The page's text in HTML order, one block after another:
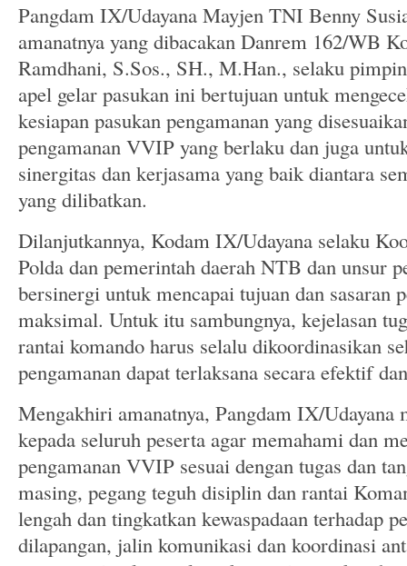
Pangdam IX/Udayana Mayjen TNI Benny
amanatnya yang dibacakan Danrem 162/WB
Ramdhani, S.Sos., SH., M.Han., selaku
apel gelar pasukan ini bertujuan untuk
kesiapan pasukan pengamanan yang
pengamanan VVIP yang berlaku dan juga
sinergitas dan kerjasama yang baik diantara
yang dilibatkan.
Dilanjutkannya, Kodam IX/Udayana selaku
Polda dan pemerintah daerah NTB dan unsur
bersinergi untuk mencapai tujuan dan sasaran
maksimal. Untuk itu sambungnya, kejelasan
rantai komando harus selalu dikoordinasikan
pengamanan dapat terlaksana secara efektif
Mengakhiri amanatnya, Pangdam IX/Udayana
kepada seluruh peserta agar memahami dan
pengamanan VVIP sesuai dengan tugas dan
masing, pegang teguh disiplin dan rantai
lengah dan tingkatkan kewaspadaan terhadap
dilapangan, jalin komunikasi dan koordinasi